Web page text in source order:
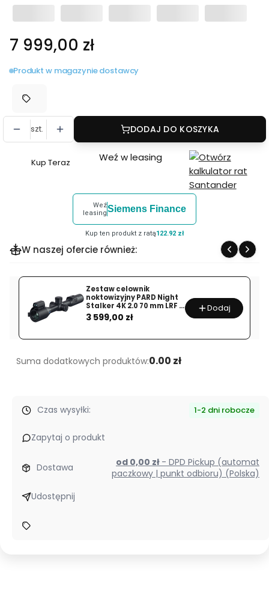
Cena
7 999,00 zł
Produkt w magazynie dostawcy
szt. DODAJ DO KOSZYKA
Szybki
Monokular
z
TITAN
T6
Kup Teraz Weź w leasing
Weź
leasingSiemens Finance
Kup ten produkt z ratą122.92 zł
W naszej ofercie również:
Zestaw celownik
noktowizyjny PARD Night
Stalker 4K 2.0 70 mm LRF +
moduł iluminator
podczerwieni 940 nm
Cena
3 599,00 zł
Dodaj
Suma dodatkowych produktów:0.00 zł
Czas wysyłki: 1-2 dni robocze
Zapytaj o produkt
Dostawa od 0,00 zł - DPD Pickup (automat
paczkowy | punkt odbioru) (Polska)
Udostępnij